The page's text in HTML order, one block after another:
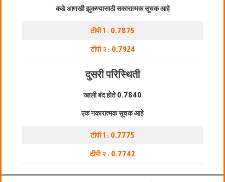
कडे आणखी झुकण्यासाठी सकारात्मक सूचक आहे
टीपी 1 : 0.7875
टीपी २ : 0.7924
दुसरी परिस्थिती
खाली बंद होते0.7840
एक नकारात्मक सूचक आहे
टीपी 1 : 0.7775
टीपी २ : 0.7742